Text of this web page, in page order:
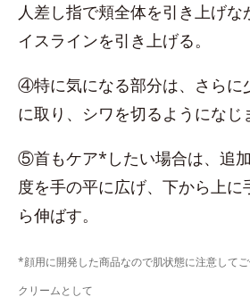
人差し指で頬全体を引き上げな
イスラインを引き上げる。
④特に気になる部分は、さらに
に取り、シワを切るようになじ
⑤首もケア*したい場合は、追
度を手の平に広げ、下から上
ら伸ばす。
*顔用に開発した商品なので肌状態に注意して
クリームとして